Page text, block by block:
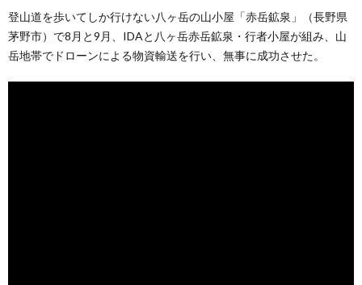
登山道を歩いてしか行けない八ヶ岳の山小屋「赤岳鉱泉」（長野県
茅野市）で8月と9月、IDAと八ヶ岳赤岳鉱泉・行者小屋が組み、山
岳地帯でドローンによる物資輸送を行い、無事に成功させた。